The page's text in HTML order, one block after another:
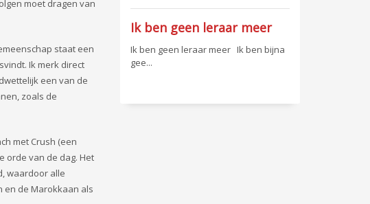
moet dragen van
staat een
Ik merk direct
een van de
zoals de
met Crush (een
orde van de dag. Het
waardoor alle
en de Marokkaan als
Ik ben geen leraar meer
Ik ben geen leraar meer Ik ben bijna
gee...